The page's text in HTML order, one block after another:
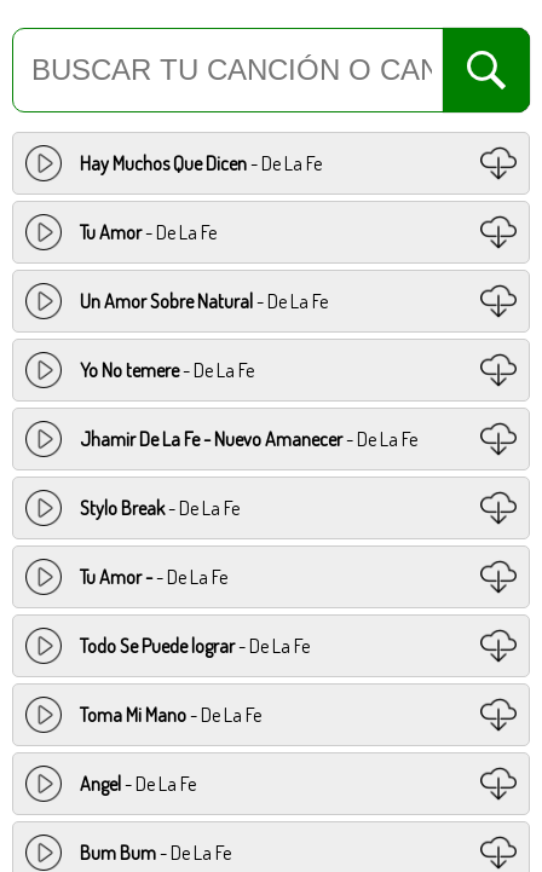
Hay Muchos Que Dicen- De La Fe
Tu Amor- De La Fe
Un Amor Sobre Natural- De La Fe
Yo No temere- De La Fe
Jhamir De La Fe - Nuevo Amanecer- De La Fe
Stylo Break- De La Fe
Tu Amor -- De La Fe
Todo Se Puede lograr- De La Fe
Toma Mi Mano- De La Fe
Angel- De La Fe
Bum Bum- De La Fe